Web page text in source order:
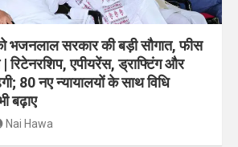
भजनलाल सरकार की बड़ी सौगात, फीस
| रिटेनरशिप, एपीयरेंस, ड्राफ्टिंग और
80 नए न्यायालयों के साथ विधि
बढ़ाए
Nai Hawa